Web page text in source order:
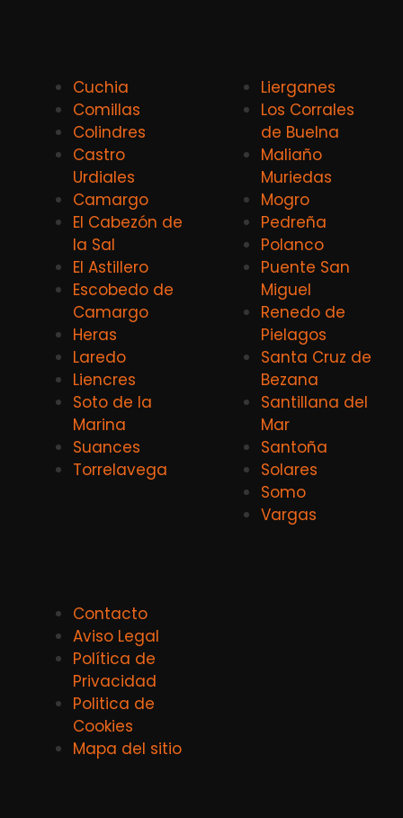
Cuchia
Comillas
Colindres
Castro
Urdiales
Camargo
El Cabezón de
la Sal
El Astillero
Escobedo de
Camargo
Heras
Laredo
Liencres
Soto de la
Marina
Suances
Torrelavega
Lierganes
Los Corrales
de Buelna
Maliaño
Muriedas
Mogro
Pedreña
Polanco
Puente San
Miguel
Renedo de
Pielagos
Santa Cruz de
Bezana
Santillana del
Mar
Santoña
Solares
Somo
Vargas
Contacto
Aviso Legal
Política de
Privacidad
Politica de
Cookies
Mapa del sitio